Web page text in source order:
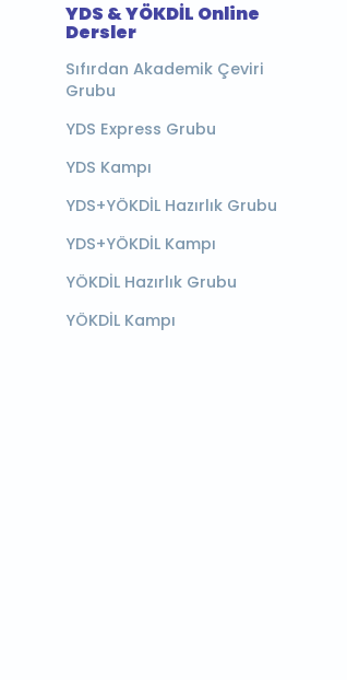
YDS & YÖKDİL Online
Dersler
Sıfırdan Akademik Çeviri
Grubu
YDS Express Grubu
YDS Kampı
YDS+YÖKDİL Hazırlık Grubu
YDS+YÖKDİL Kampı
YÖKDİL Hazırlık Grubu
YÖKDİL Kampı